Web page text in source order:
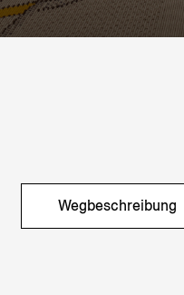
Wegbeschreibung